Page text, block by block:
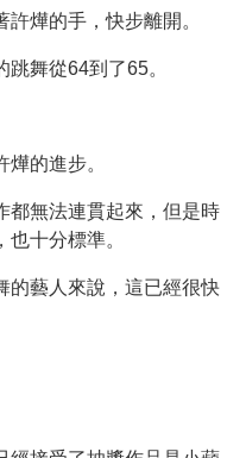
燁的手，快步離開。
舞從64到了65。
的進步。
都無法連貫起來，但是時
十分標準。
的藝人來說，這已經很快